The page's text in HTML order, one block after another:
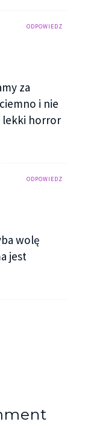
ODPOWIEDZ
za
i nie
lekki horror
ODPOWIEDZ
wolę
jest